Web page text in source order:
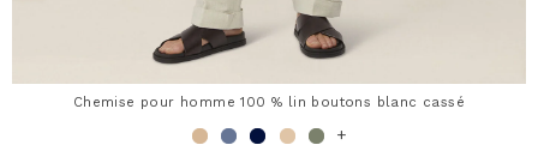
Chemise pour homme 100 % lin boutons blanc cassé
+